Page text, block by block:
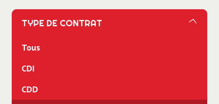
TYPE DE CONTRAT
Tous
CDI
CDD